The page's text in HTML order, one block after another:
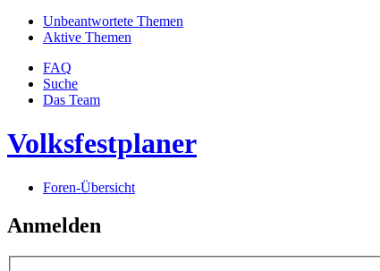
Unbeantwortete Themen
Aktive Themen
FAQ
Suche
Das Team
Volksfestplaner
Foren-Übersicht
Anmelden